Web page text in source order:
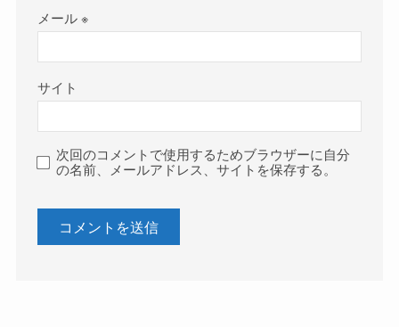
メール※
サイト
次回のコメントで使用するためブラウザーに自分
の名前、メールアドレス、サイトを保存する。